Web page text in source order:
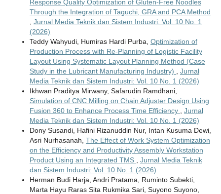
Response Quality Optimization of Gluten-Free Noodles
Through the Integration of Taguchi, GRA and PCA Method
Jurnal Media Teknik dan Sistem Industri: Vol. 10 No. 1
(2026)
Teddy Wahyudi, Humiras Hardi Purba, Optimization of
Production Process with Re-Planning of Logistic Facility
Layout Using Systematic Layout Planning Method (Case
Study in the Lubricant Manufacturing Industry)
Jurnal
Media Teknik dan Sistem Industri: Vol. 10 No. 1 (2026)
Ikhwan Praditya Mirwany, Safarudin Ramdhani,
Simulation of CNC Milling on Chain Adjuster Design Using
Fusion 360 to Enhance Process Time Efficiency
Jurnal
Media Teknik dan Sistem Industri: Vol. 10 No. 1 (2026)
Dony Susandi, Hafini Rizanuddin Nur, Intan Kusuma Dewi,
Asri Nurhasanah, The Effect of Work System Optimization
on the Efficiency and Productivity Assembly Workstation
Product Using an Integrated TMS
Jurnal Media Teknik
dan Sistem Industri: Vol. 10 No. 1 (2026)
Herman Budi Harja, Andri Pratama, Ruminto Subekti,
Marta Hayu Raras Sita Rukmika Sari, Suyono Suyono,